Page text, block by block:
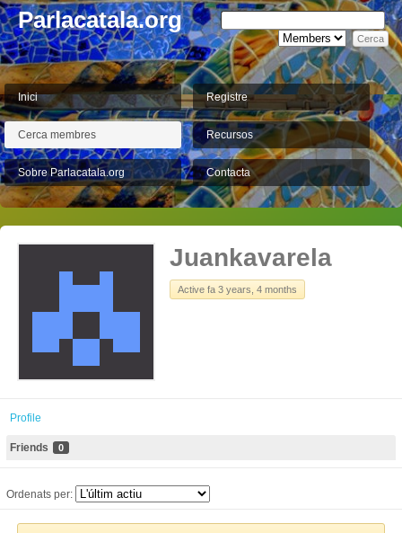
Parlacatala.org
Inici Registre
Cerca membres Recursos
Sobre Parlacatala.org Contacta
Juankavarela
Active fa 3 years, 4 months
Profile
Friends 0
Ordenats per: